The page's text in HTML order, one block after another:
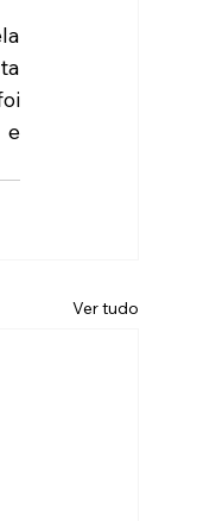
e
Ver tudo